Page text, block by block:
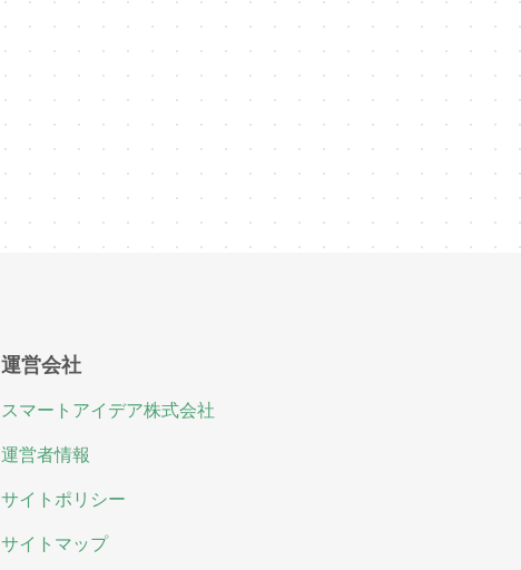
運営会社
スマートアイデア株式会社
運営者情報
サイトポリシー
サイトマップ